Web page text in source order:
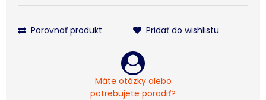
Porovnať produkt Pridať do wishlistu
Máte otázky alebo
potrebujete poradiť?